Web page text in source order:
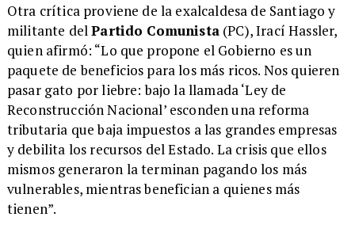
Otra crítica proviene de la exalcaldesa de Santiago y
militante delPartido Comunista(PC), Irací Hassler,
quien afirmó: “Lo que propone el Gobierno es un
paquete de beneficios para los más ricos. Nos quieren
pasar gato por liebre: bajo la llamada ‘Ley de
Reconstrucción Nacional’ esconden una reforma
tributaria que baja impuestos a las grandes empresas
y debilita los recursos del Estado. La crisis que ellos
mismos generaron la terminan pagando los más
vulnerables, mientras benefician a quienes más
tienen”.